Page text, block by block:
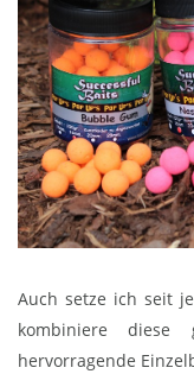
Auch setze ich seit
kombiniere
hervorragende